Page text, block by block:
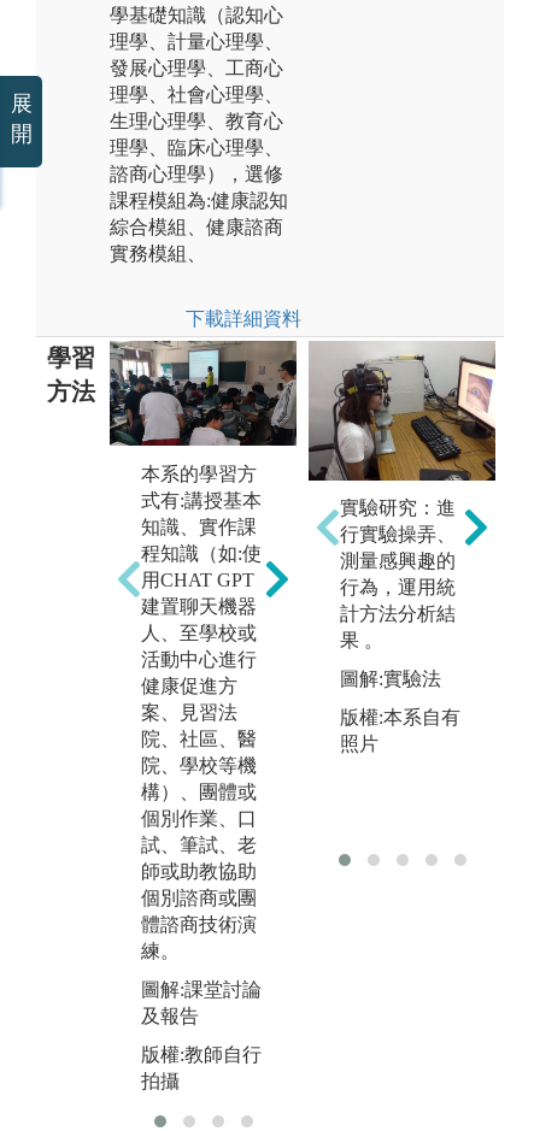
學基礎知識（認知心
理學、計量心理學、
發展心理學、工商心
理學、社會心理學、
生理心理學、教育心
理學、臨床心理學、
諮商心理學），選修
課程模組為:健康認知
綜合模組、健康諮商
實務模組、
下載詳細資料
學習
方法
本系的學習方
式有:講授基本
知識、實作課
程知識（如:使
用CHAT GPT
建置聊天機器
人、至學校或
活動中心進行
健康促進方
案、見習法
院、社區、醫
院、學校等機
構）、團體或
個別作業、口
試、筆試、老
師或助教協助
個別諮商或團
體諮商技術演
練。
圖解:課堂討論
及報告
版權:教師自行
拍攝
合作學習法：
學生自組或者
老師編派成小
組，在老師指
導下，合作完
成老師指定或
者學生自行確
認的議題。
通常用在期末
報告上，培養
此過程中提升
實驗研究：進
行實驗操弄、
測量感興趣的
行為，運用統
計方法分析結
果 。
圖解:實驗法
版權:本系自有
照片
展
開